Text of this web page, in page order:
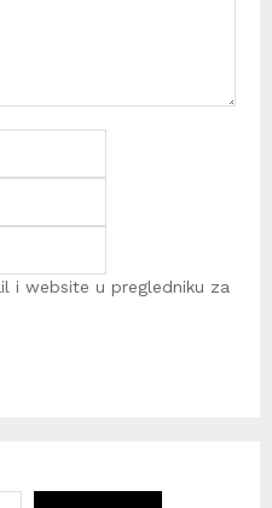
i website u pregledniku za